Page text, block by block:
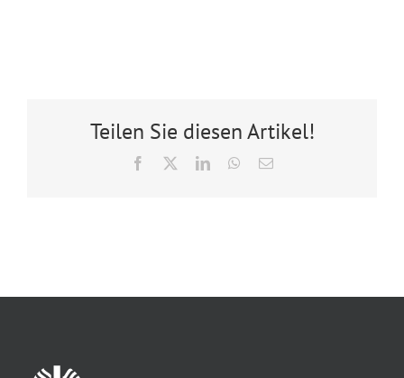
Teilen Sie diesen Artikel!
Facebook LinkedInWhatsApp
E-